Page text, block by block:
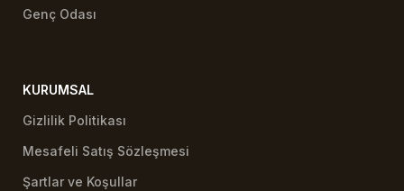
Genç Odası
KURUMSAL
Gizlilik Politikası
Mesafeli Satış Sözleşmesi
Şartlar ve Koşullar